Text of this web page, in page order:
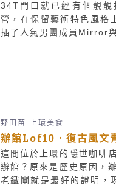
34T門口就已經有個靚
營，在保留藝術特色風格
插了人氣男團成員Mirror
野田苗 上環美食
辦館Lof10．復古風文
這間位於上環的隱世咖啡
辦館？原來是歷史原因，
老鐵閘就是最好的證明